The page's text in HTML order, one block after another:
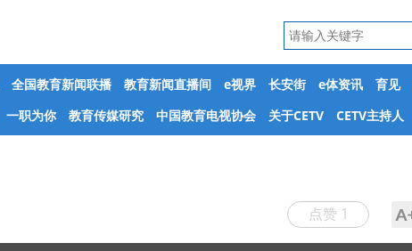
全国教育新闻联播 教育新闻直播间 e视界 长安街 e体资讯 育见
一职为你 教育传媒研究 中国教育电视协会 关于CETV CETV主持人
点赞 1